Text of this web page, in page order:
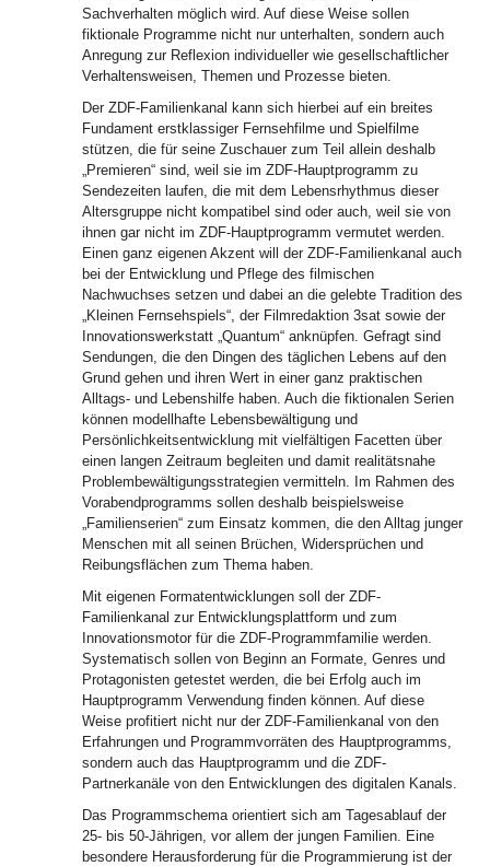
Sachverhalten möglich wird. Auf diese Weise sollen
fiktionale Programme nicht nur unterhalten, sondern auch
Anregung zur Reflexion individueller wie gesellschaftlicher
Verhaltensweisen, Themen und Prozesse bieten.
Der ZDF-Familienkanal kann sich hierbei auf ein breites
Fundament erstklassiger Fernsehfilme und Spielfilme
stützen, die für seine Zuschauer zum Teil allein deshalb
„Premieren“ sind, weil sie im ZDF-Hauptprogramm zu
Sendezeiten laufen, die mit dem Lebensrhythmus dieser
Altersgruppe nicht kompatibel sind oder auch, weil sie von
ihnen gar nicht im ZDF-Hauptprogramm vermutet werden.
Einen ganz eigenen Akzent will der ZDF-Familienkanal auch
bei der Entwicklung und Pflege des filmischen
Nachwuchses setzen und dabei an die gelebte Tradition des
„Kleinen Fernsehspiels“, der Filmredaktion 3sat sowie der
Innovationswerkstatt „Quantum“ anknüpfen. Gefragt sind
Sendungen, die den Dingen des täglichen Lebens auf den
Grund gehen und ihren Wert in einer ganz praktischen
Alltags- und Lebenshilfe haben. Auch die fiktionalen Serien
können modellhafte Lebensbewältigung und
Persönlichkeitsentwicklung mit vielfältigen Facetten über
einen langen Zeitraum begleiten und damit realitätsnahe
Problembewältigungsstrategien vermitteln. Im Rahmen des
Vorabendprogramms sollen deshalb beispielsweise
„Familienserien“ zum Einsatz kommen, die den Alltag junger
Menschen mit all seinen Brüchen, Widersprüchen und
Reibungsflächen zum Thema haben.
Mit eigenen Formatentwicklungen soll der ZDF-
Familienkanal zur Entwicklungsplattform und zum
Innovationsmotor für die ZDF-Programmfamilie werden.
Systematisch sollen von Beginn an Formate, Genres und
Protagonisten getestet werden, die bei Erfolg auch im
Hauptprogramm Verwendung finden können. Auf diese
Weise profitiert nicht nur der ZDF-Familienkanal von den
Erfahrungen und Programmvorräten des Hauptprogramms,
sondern auch das Hauptprogramm und die ZDF-
Partnerkanäle von den Entwicklungen des digitalen Kanals.
Das Programmschema orientiert sich am Tagesablauf der
25- bis 50-Jährigen, vor allem der jungen Familien. Eine
besondere Herausforderung für die Programmierung ist der